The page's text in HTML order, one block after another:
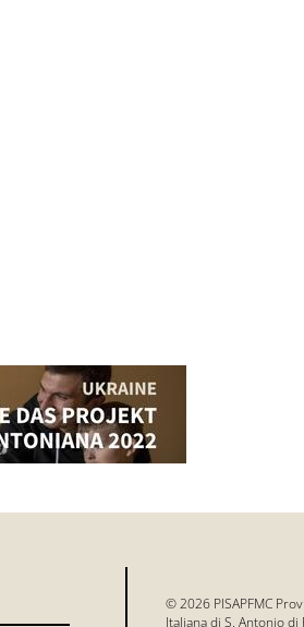
© 2026 PISAPFMC
Italiana di S. Antonio di